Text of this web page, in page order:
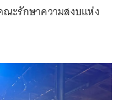
ะรักษาความสงบแห่ง